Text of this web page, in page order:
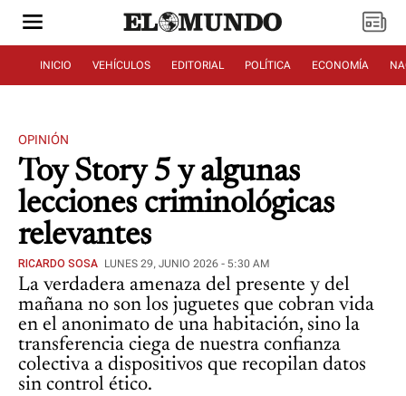
INICIO VEHÍCULOS EDITORIAL POLÍTICA ECONOMÍA
OPINIÓN
Toy Story 5 y algunas
lecciones criminológicas
relevantes
RICARDO SOSA LUNES 29, JUNIO 2026 - 5:30 AM
La verdadera amenaza del presente y del
mañana no son los juguetes que cobran vida
en el anonimato de una habitación, sino la
transferencia ciega de nuestra confianza
colectiva a dispositivos que recopilan datos
sin control ético.